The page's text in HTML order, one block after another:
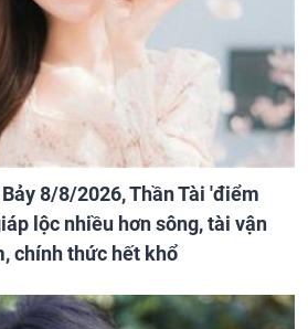
8/8/2026, Thần Tài 'điểm
lộc nhiều hơn sông, tài vận
chính thức hết khổ